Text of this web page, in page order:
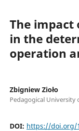
The impact
in the
operation
Zbigniew Zioło
Pedagogical University
DOI: https://doi.org/